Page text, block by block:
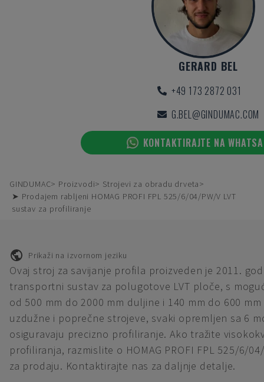
GERARD BEL
+49 173 2872 031
G.BEL@GINDUMAC.COM
KONTAKTIRAJTE NA
GINDUMAC Proizvodi
Strojevi za obradu drveta
➤ Prodajem rabljeni HOMAG PROFI FPL 525/6/04/PW/V LVT
sustav za profiliranje
Prikaži na izvornom jeziku
Ovaj stroj za savijanje profila proizveden je 2011.
transportni sustav za polugotove LVT ploče, s
od 500 mm do 2000 mm duljine i 140 mm do 600
uzdužne i poprečne strojeve, svaki opremljen sa 6
osiguravaju precizno profiliranje. Ako tražite
profiliranja, razmislite o HOMAG PROFI FPL 525/6/
za prodaju. Kontaktirajte nas za daljnje detalje.